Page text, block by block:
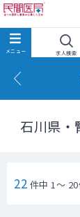
求人検索
石川県・
22 件中 1～